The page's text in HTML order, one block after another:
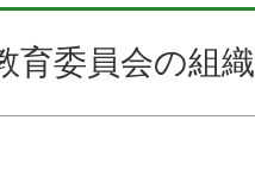
育委員会の組織